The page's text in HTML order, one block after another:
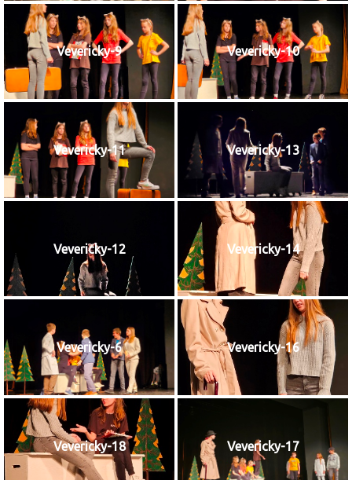
Vevericky-9 Vevericky-10
Vevericky-11 Vevericky-13
Vevericky-12 Vevericky-14
Vevericky-6 Vevericky-16
Vevericky-18 Vevericky-17